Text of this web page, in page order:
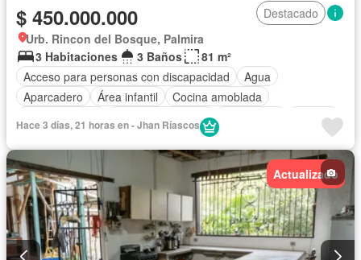
$ 450.000.000
Destacado
Urb. Rincon del Bosque, Palmira
3 Habitaciones
3 Baños
81 m²
Acceso para personas con discapacidad
Agua
Aparcadero
Área infantil
Cocina amoblada
Cuarto de servicio
Estudio
Estudio
Hace 3 días, 21 horas en - Jhan Ríascos
Actualizado